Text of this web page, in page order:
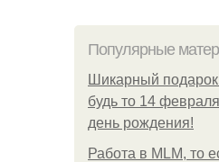
Популярные
Шикарный
будь то 14
день рождения!
Работа в MLM, то